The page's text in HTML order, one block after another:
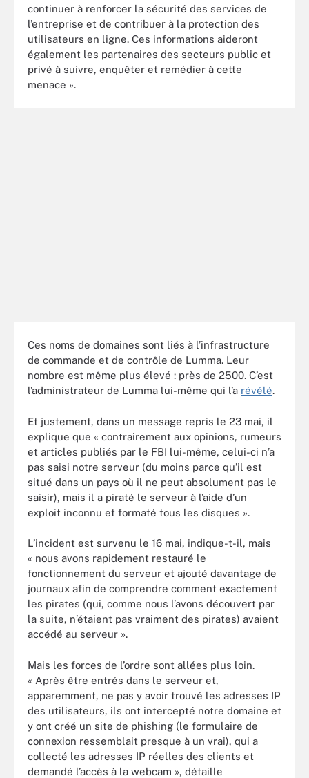
continuer à renforcer la sécurité des services de
l’entreprise et de contribuer à la protection des
utilisateurs en ligne. Ces informations aideront
également les partenaires des secteurs public et
privé à suivre, enquêter et remédier à cette
menace ».
Ces noms de domaines sont liés à l’infrastructure
de commande et de contrôle de Lumma. Leur
nombre est même plus élevé : près de 2500. C’est
l’administrateur de Lumma lui-même qui l’a révélé.
Et justement, dans un message repris le 23 mai, il
explique que « contrairement aux opinions, rumeurs
et articles publiés par le FBI lui-même, celui-ci n’a
pas saisi notre serveur (du moins parce qu’il est
situé dans un pays où il ne peut absolument pas le
saisir), mais il a piraté le serveur à l’aide d’un
exploit inconnu et formaté tous les disques ».
L’incident est survenu le 16 mai, indique-t-il, mais
« nous avons rapidement restauré le
fonctionnement du serveur et ajouté davantage de
journaux afin de comprendre comment exactement
les pirates (qui, comme nous l’avons découvert par
la suite, n’étaient pas vraiment des pirates) avaient
accédé au serveur ».
Mais les forces de l’ordre sont allées plus loin.
« Après être entrés dans le serveur et,
apparemment, ne pas y avoir trouvé les adresses IP
des utilisateurs, ils ont intercepté notre domaine et
y ont créé un site de phishing (le formulaire de
connexion ressemblait presque à un vrai), qui a
collecté les adresses IP réelles des clients et
demandé l’accès à la webcam », détaille